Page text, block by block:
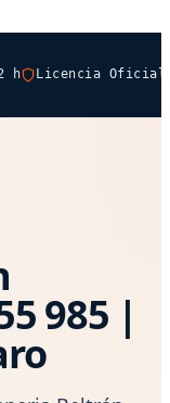
h Licencia Oficial
985 |